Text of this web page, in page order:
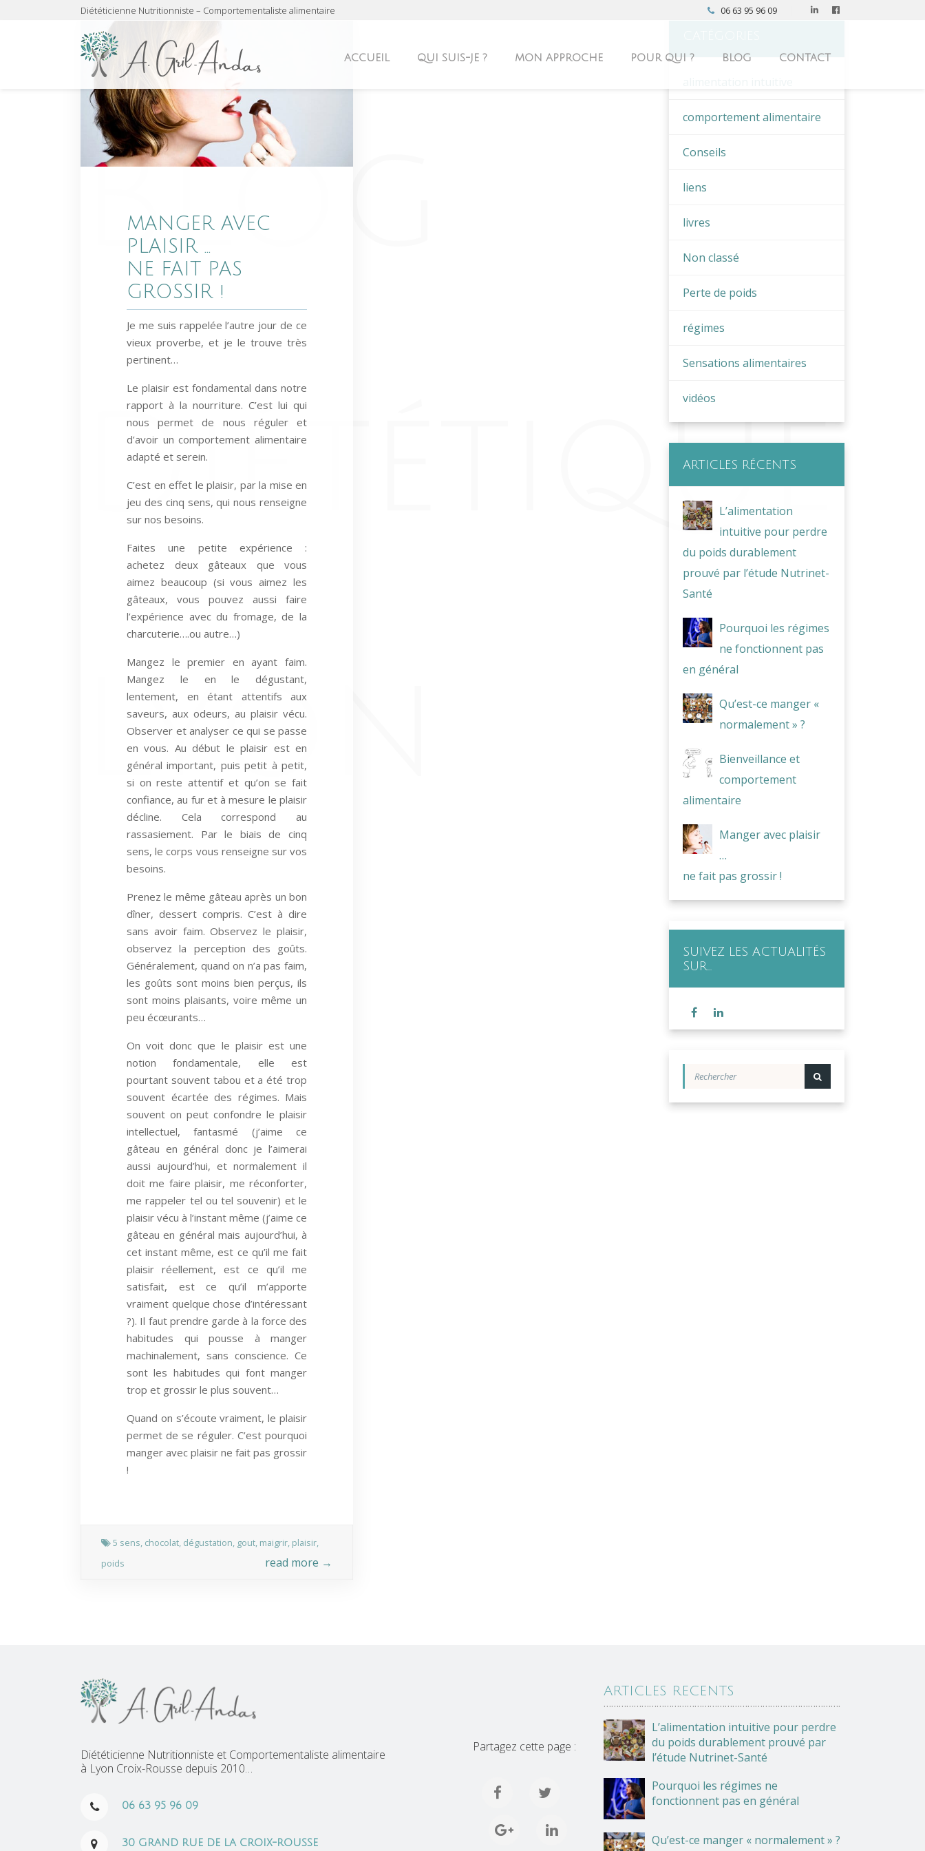
Diététicienne Nutritionniste – Comportementaliste alimentaire 06 63 95 96 09
ACCUEIL QUI SUIS-JE ? MON APPROCHE POUR QUI ? BLOG CONTACT
MANGER AVEC
PLAISIR …
NE FAIT PAS
GROSSIR !
Je me suis rappelée l’autre jour de ce
vieux proverbe, et je le trouve très
pertinent…
Le plaisir est fondamental dans notre
rapport à la nourriture. C’est lui qui
nous permet de nous réguler et
d’avoir un comportement alimentaire
adapté et serein.
C’est en effet le plaisir, par la mise en
jeu des cinq sens, qui nous renseigne
sur nos besoins.
Faites une petite expérience :
achetez deux gâteaux que vous
aimez beaucoup (si vous aimez les
gâteaux, vous pouvez aussi faire
l’expérience avec du fromage, de la
charcuterie….ou autre…)
Mangez le premier en ayant faim.
Mangez le en le dégustant,
lentement, en étant attentifs aux
saveurs, aux odeurs, au plaisir vécu.
Observer et analyser ce qui se passe
en vous. Au début le plaisir est en
général important, puis petit à petit,
si on reste attentif et qu’on se fait
confiance, au fur et à mesure le plaisir
décline. Cela correspond au
rassasiement. Par le biais de cinq
sens, le corps vous renseigne sur vos
besoins.
Prenez le même gâteau après un bon
dîner, dessert compris. C’est à dire
sans avoir faim. Observez le plaisir,
observez la perception des goûts.
Généralement, quand on n’a pas faim,
les goûts sont moins bien perçus, ils
sont moins plaisants, voire même un
peu écœurants…
On voit donc que le plaisir est une
notion fondamentale, elle est
pourtant souvent tabou et a été trop
souvent écartée des régimes. Mais
souvent on peut confondre le plaisir
intellectuel, fantasmé (j’aime ce
gâteau en général donc je l’aimerai
aussi aujourd’hui, et normalement il
doit me faire plaisir, me réconforter,
me rappeler tel ou tel souvenir) et le
plaisir vécu à l’instant même (j’aime ce
gâteau en général mais aujourd’hui, à
cet instant même, est ce qu’il me fait
plaisir réellement, est ce qu’il me
satisfait, est ce qu’il m’apporte
vraiment quelque chose d’intéressant
?). Il faut prendre garde à la force des
habitudes qui pousse à manger
machinalement, sans conscience. Ce
sont les habitudes qui font manger
trop et grossir le plus souvent…
Quand on s’écoute vraiment, le plaisir
permet de se réguler. C’est pourquoi
manger avec plaisir ne fait pas grossir
!
5 sens, chocolat, dégustation, gout, maigrir, plaisir,
poids
read more →
comportement alimentaire
Conseils
liens
livres
Non classé
Perte de poids
régimes
Sensations alimentaires
vidéos
ARTICLES RÉCENTS
L’alimentation
intuitive pour perdre
du poids durablement
prouvé par l’étude Nutrinet-
Santé
Pourquoi les régimes
ne fonctionnent pas
en général
Qu’est-ce manger «
normalement » ?
Bienveillance et
comportement
alimentaire
Manger avec plaisir
…
ne fait pas grossir !
SUIVEZ LES ACTUALITÉS
SUR…
Diététicienne Nutritionniste et Comportementaliste alimentaire
à Lyon Croix-Rousse depuis 2010…
06 63 95 96 09
30 GRAND RUE DE LA CROIX-ROUSSE
Partagez cette page :
ARTICLES RECENTS
………………………………………………………………………………….
L’alimentation intuitive pour perdre
du poids durablement prouvé par
l’étude Nutrinet-Santé
Pourquoi les régimes ne
fonctionnent pas en général
Qu’est-ce manger « normalement » ?